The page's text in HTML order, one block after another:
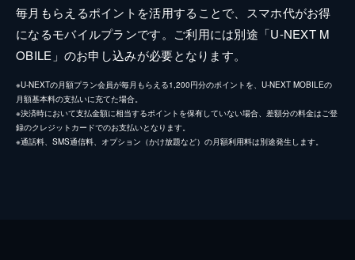
毎月もらえるポイントを活用することで、スマホ代がお得
になるモバイルプランです。ご利用には別途「U-NEXT M
OBILE」のお申し込みが必要となります。
※U-NEXTの月額プラン会員が毎月もらえる1,200円分のポイントを、U-NEXT MOBILEの
月額基本料の支払いに充てた場合。
※決済時において支払金額に相当するポイントを保有していない場合、差額分の料金はご登
録のクレジットカードでのお支払いとなります。
※通話料、SMS通信料、オプション（かけ放題など）の月額利用料は別途発生します。